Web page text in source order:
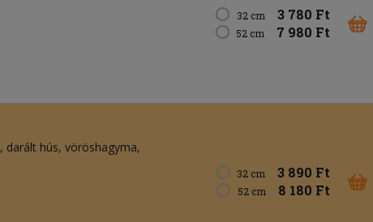
32 cm 3 780 Ft
52 cm 7 980 Ft
darált hús vöröshagyma
32 cm 3 890 Ft
52 cm 8 180 Ft